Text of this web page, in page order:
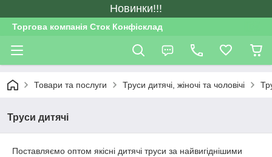
Новинки!!!
Торгова компанія Сток Конфісклад
Товари та послуги Труси дитячі, жіночі та чоловічі
Труси дитячі
Поставляємо оптом якісні дитячі труси за найвигіднішими